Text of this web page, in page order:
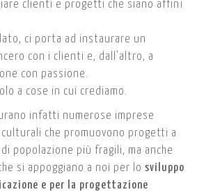
clienti e progetti che siano affini
ci porta ad instaurare un
con i clienti e, dall’altro, a
con passione.
a cose in cui crediamo.
infatti numerose imprese
che promuovono progetti a
popolazione più fragili, ma anche
si appoggiano a noi per lo sviluppo
e per la progettazione